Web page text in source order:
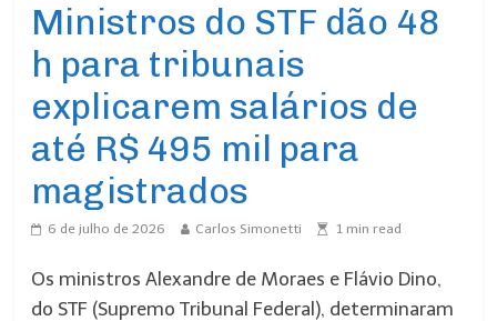
Ministros do STF dão 48
h para tribunais
explicarem salários de
até R$ 495 mil para
magistrados
6 de julho de 2026 Carlos Simonetti 1 min read
Os ministros Alexandre de Moraes e Flávio Dino,
do STF (Supremo Tribunal Federal), determinaram